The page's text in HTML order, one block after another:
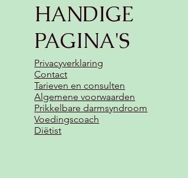
HANDIGE
PAGINA'S
Privacyverklaring
Contact
Tarieven en consulten
Algemene voorwaarden
Prikkelbare darmsyndroom
Voedingscoach
Diëtist